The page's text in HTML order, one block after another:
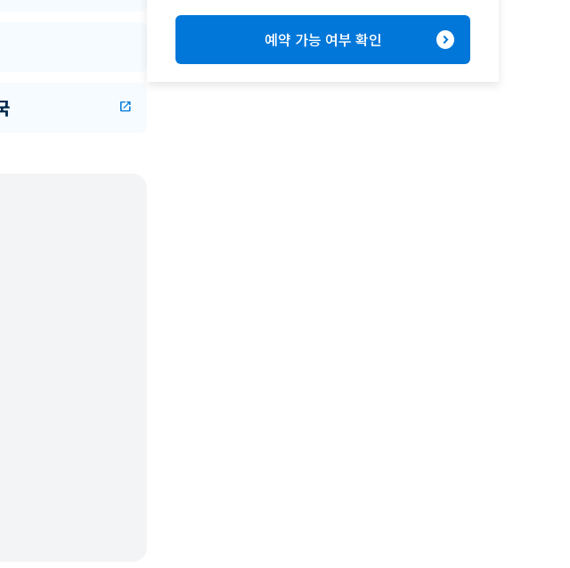
open_in_new
예약 가능 여부 확인 expand_circle_right